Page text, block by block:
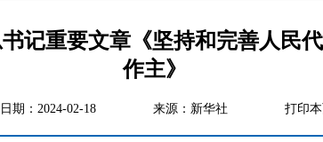
书记重要文章《坚持和完善人民
作主》
日期：2024-02-18 来源：新华社 打印